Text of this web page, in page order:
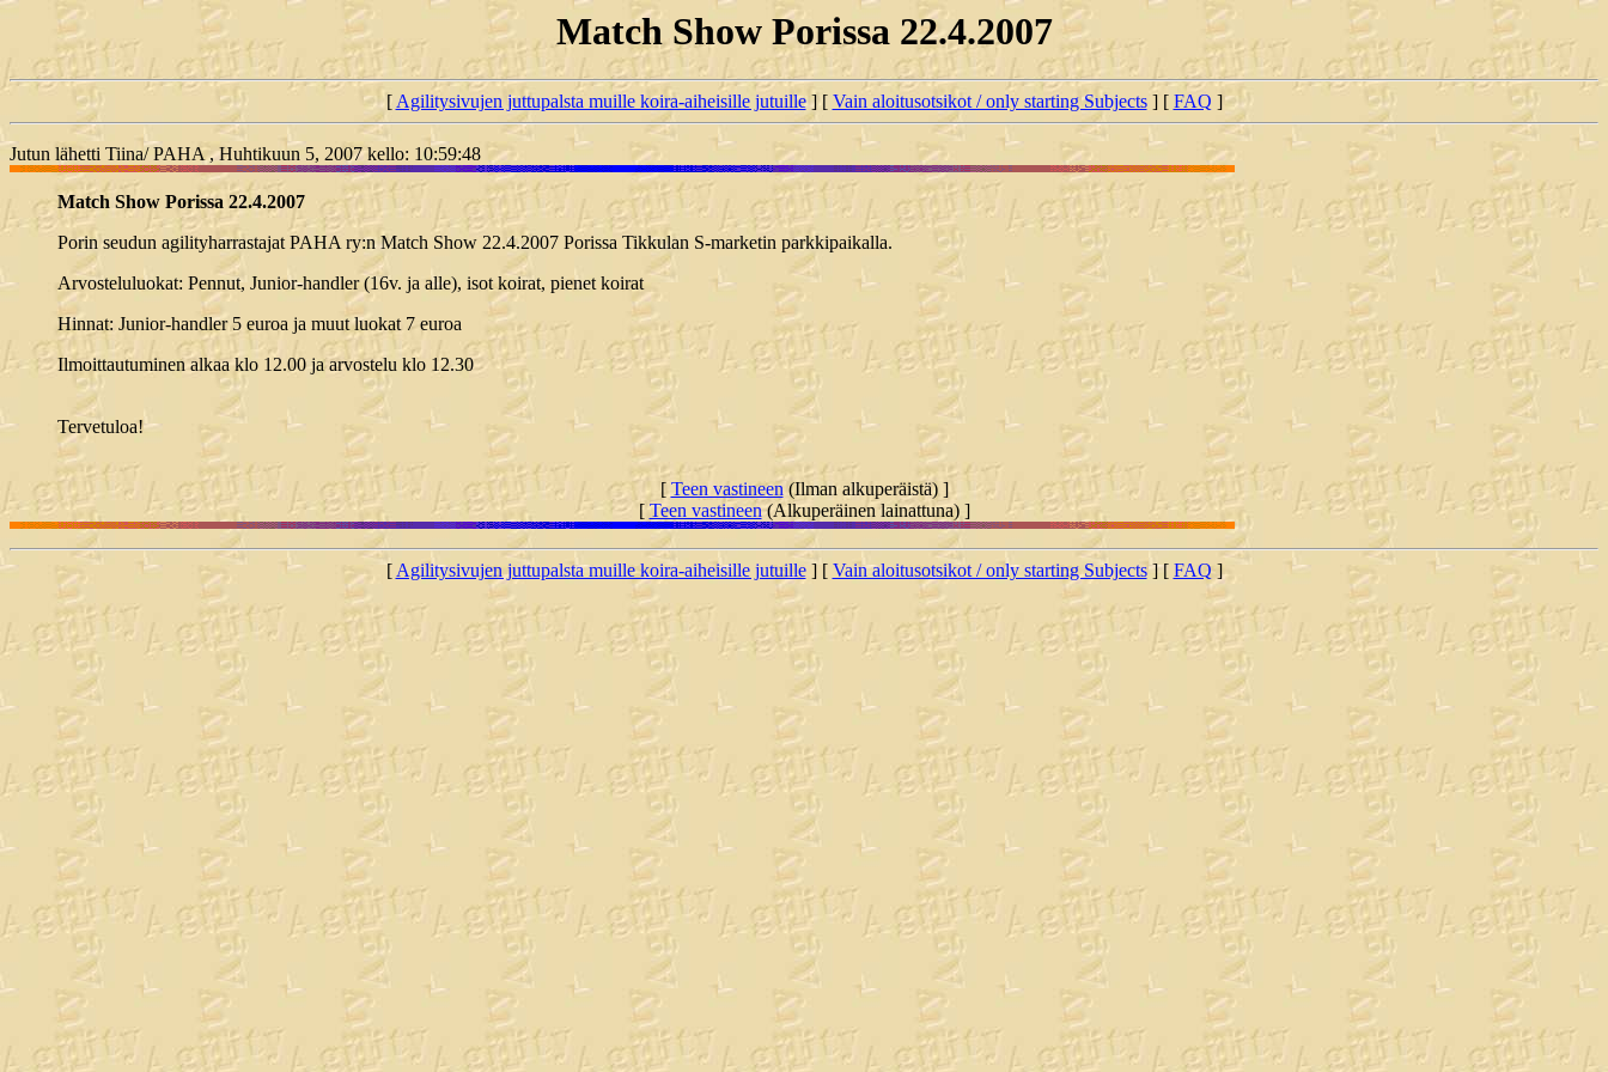
Match Show Porissa 22.4.2007
[Agilitysivujen juttupalsta muille koira-aiheisille jutuille] [ Vain aloitusotsikot / only starting Subjects] [ FAQ ]
Jutun lähetti Tiina/ PAHA , Huhtikuun 5, 2007 kello: 10:59:48
Match Show Porissa 22.4.2007
Porin seudun agilityharrastajat PAHA ry:n Match Show 22.4.2007 Porissa Tikkulan S-marketin parkkipaikalla.
Arvosteluluokat: Pennut, Junior-handler (16v. ja alle), isot koirat, pienet koirat
Hinnat: Junior-handler 5 euroa ja muut luokat 7 euroa
Ilmoittautuminen alkaa klo 12.00 ja arvostelu klo 12.30
Tervetuloa!
[ Teen vastineen(Ilman alkuperäistä) ]
[Teen vastineen(Alkuperäinen lainattuna) ]
[Agilitysivujen juttupalsta muille koira-aiheisille jutuille] [ Vain aloitusotsikot / only starting Subjects] [ FAQ ]